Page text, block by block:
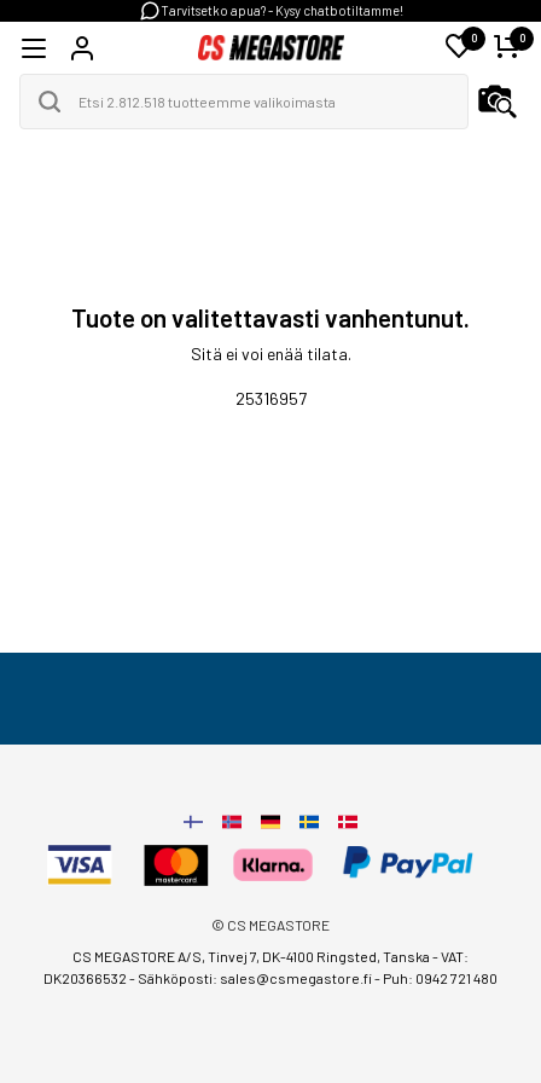
Tarvitsetko apua? - Kysy chatbotiltamme!
0 0
Tuote on valitettavasti vanhentunut.
Sitä ei voi enää tilata.
25316957
© CS MEGASTORE
CS MEGASTORE A/S, Tinvej 7, DK-4100 Ringsted, Tanska - VAT:
DK20366532 - Sähköposti: sales@csmegastore.fi- Puh: 0942 721 480